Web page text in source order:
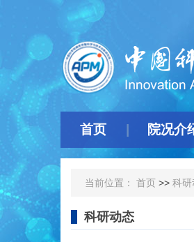
首页 院况介
当前位置： 首页 >> 科研
科研动态